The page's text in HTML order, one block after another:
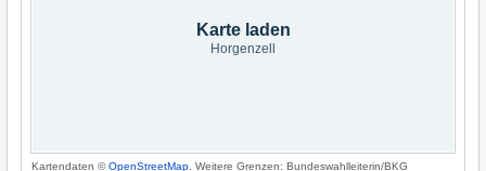
Karte laden
Horgenzell
Kartendaten ©OpenStreetMap . Weitere Grenzen: Bundeswahlleiterin/BKG